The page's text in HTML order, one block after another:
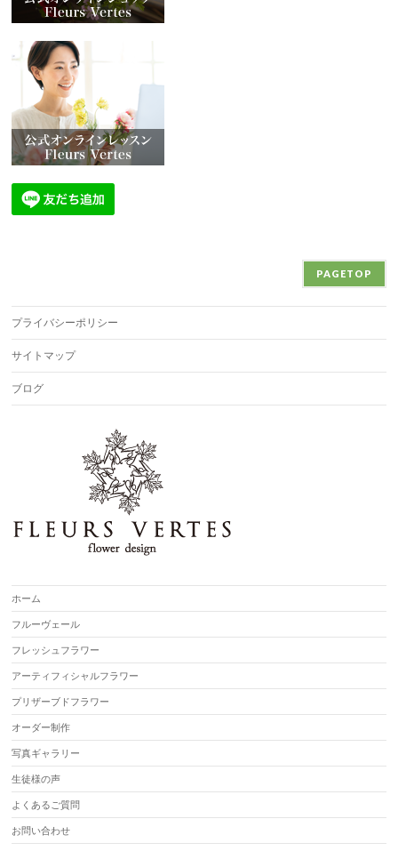
PAGETOP
プライバシーポリシー
サイトマップ
ブログ
ホーム
フルーヴェール
フレッシュフラワー
アーティフィシャルフラワー
プリザーブドフラワー
オーダー制作
写真ギャラリー
生徒様の声
よくあるご質問
お問い合わせ